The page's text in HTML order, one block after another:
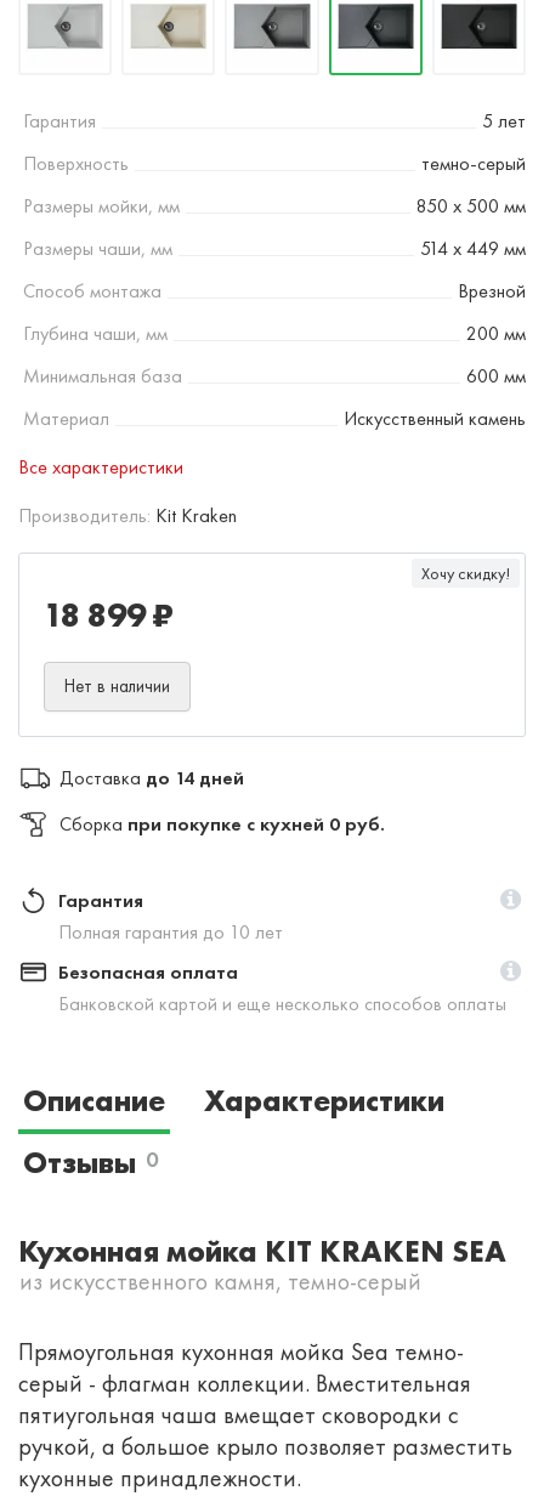
Гарантия
5 лет
Поверхность
темно-серый
Размеры мойки, мм
850 х 500 мм
Размеры чаши, мм
514 х 449 мм
Способ монтажа
Врезной
Глубина чаши, мм
200 мм
Минимальная база
600 мм
Материал
Искусственный камень
Все характеристики
Производитель: Kit Kraken
Хочу скидку!
18 899 ₽
Нет в наличии
Доставка до 14 дней
Сборка при покупке с кухней 0 руб.
Гарантия
Полная гарантия до 10 лет
Безопасная оплата
Банковской картой и еще несколько способов оплаты
Описание
Характеристики
Отзывы 0
Кухонная мойка KIT KRAKEN SEA
из искусственного камня, темно-серый
Прямоугольная кухонная мойка Sea темно-
серый - флагман коллекции. Вместительная
пятиугольная чаша вмещает сковородки с
ручкой, а большое крыло позволяет разместить
кухонные принадлежности.